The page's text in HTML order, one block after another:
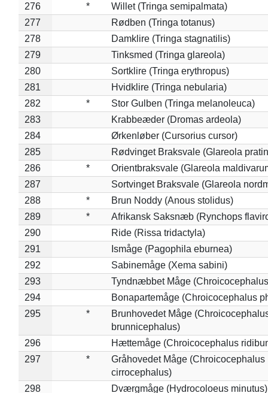
276
*
Willet (Tringa semipalmata)
277
Rødben (Tringa totanus)
278
Damklire (Tringa stagnatilis)
279
Tinksmed (Tringa glareola)
280
Sortklire (Tringa erythropus)
281
Hvidklire (Tringa nebularia)
282
*
Stor Gulben (Tringa melanoleuca)
283
Krabbeæder (Dromas ardeola)
284
Ørkenløber (Cursorius cursor)
285
Rødvinget Braksvale (Glareola
286
*
Orientbraksvale (Glareola
287
Sortvinget Braksvale (Glareola
288
*
Brun Noddy (Anous stolidus)
289
*
Afrikansk Saksnæb (Rynchops
290
Ride (Rissa tridactyla)
291
Ismåge (Pagophila eburnea)
292
Sabinemåge (Xema sabini)
293
Tyndnæbbet Måge
294
Bonapartemåge (Chroicocephalus
295
*
Brunhovedet Måge
brunnicephalus)
296
Hættemåge (Chroicocephalus
297
*
Gråhovedet Måge (Chroicocephalus
cirrocephalus)
298
Dværgmåge (Hydrocoloeus minutus)